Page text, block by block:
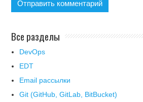
Все разделы
DevOps
EDT
Email рассылки
Git (GitHub, GitLab, BitBucket)